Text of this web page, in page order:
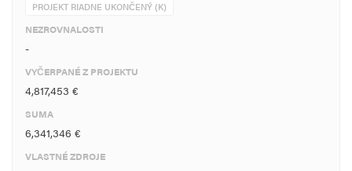
PROJEKT RIADNE UKONČENÝ (K)
NEZROVNALOSTI
-
VYČERPANÉ Z PROJEKTU
4,817,453 €
SUMA
6,341,346 €
VLASTNÉ ZDROJE